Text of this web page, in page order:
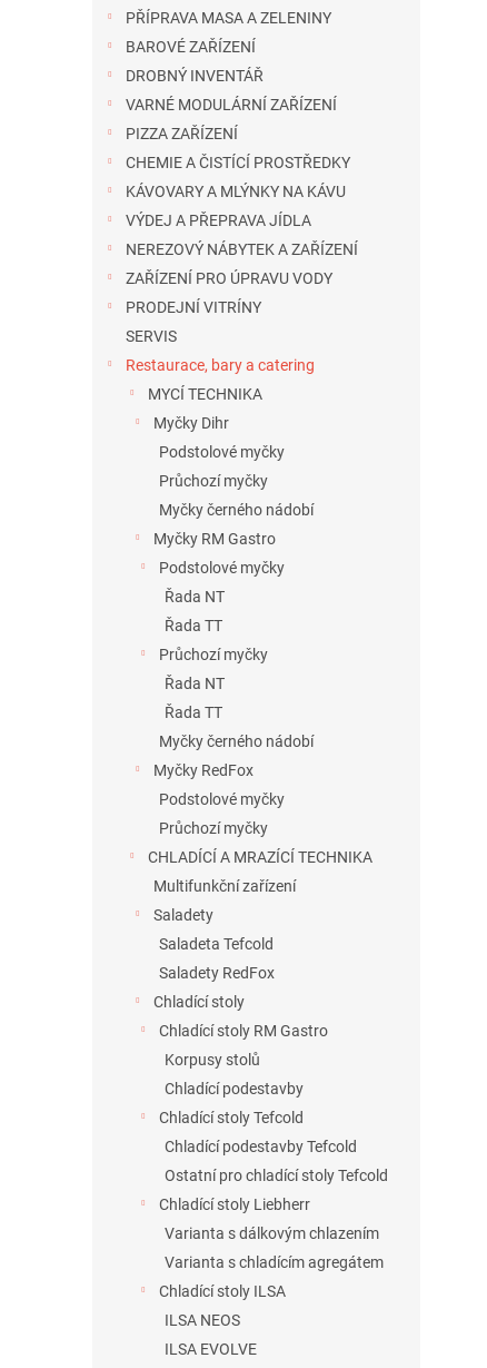
PŘÍPRAVA MASA A ZELENINY
BAROVÉ ZAŘÍZENÍ
DROBNÝ INVENTÁŘ
VARNÉ MODULÁRNÍ ZAŘÍZENÍ
PIZZA ZAŘÍZENÍ
CHEMIE A ČISTÍCÍ PROSTŘEDKY
KÁVOVARY A MLÝNKY NA KÁVU
VÝDEJ A PŘEPRAVA JÍDLA
NEREZOVÝ NÁBYTEK A ZAŘÍZENÍ
ZAŘÍZENÍ PRO ÚPRAVU VODY
PRODEJNÍ VITRÍNY
SERVIS
Restaurace, bary a catering
MYCÍ TECHNIKA
Myčky Dihr
Podstolové myčky
Průchozí myčky
Myčky černého nádobí
Myčky RM Gastro
Podstolové myčky
Řada NT
Řada TT
Průchozí myčky
Řada NT
Řada TT
Myčky černého nádobí
Myčky RedFox
Podstolové myčky
Průchozí myčky
CHLADÍCÍ A MRAZÍCÍ TECHNIKA
Multifunkční zařízení
Saladety
Saladeta Tefcold
Saladety RedFox
Chladící stoly
Chladící stoly RM Gastro
Korpusy stolů
Chladící podestavby
Chladící stoly Tefcold
Chladící podestavby Tefcold
Ostatní pro chladící stoly Tefcold
Chladící stoly Liebherr
Varianta s dálkovým chlazením
Varianta s chladícím agregátem
Chladící stoly ILSA
ILSA NEOS
ILSA EVOLVE